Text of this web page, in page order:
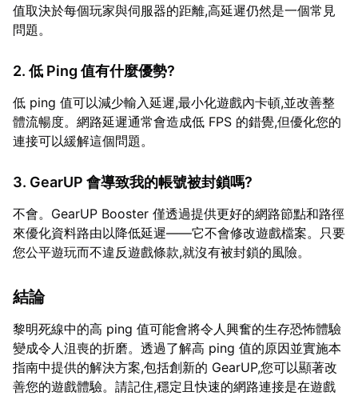
值取決於每個玩家與伺服器的距離,高延遲仍然是一個常見
問題。
2. 低 Ping 值有什麼優勢?
低 ping 值可以減少輸入延遲,最小化遊戲內卡頓,並改善整
體流暢度。網路延遲通常會造成低 FPS 的錯覺,但優化您的
連接可以緩解這個問題。
3. GearUP 會導致我的帳號被封鎖嗎?
不會。GearUP Booster 僅透過提供更好的網路節點和路徑
來優化資料路由以降低延遲——它不會修改遊戲檔案。只要
您公平遊玩而不違反遊戲條款,就沒有被封鎖的風險。
結論
黎明死線中的高 ping 值可能會將令人興奮的生存恐怖體驗
變成令人沮喪的折磨。透過了解高 ping 值的原因並實施本
指南中提供的解決方案,包括創新的 GearUP,您可以顯著改
善您的遊戲體驗。請記住,穩定且快速的網路連接是在遊戲